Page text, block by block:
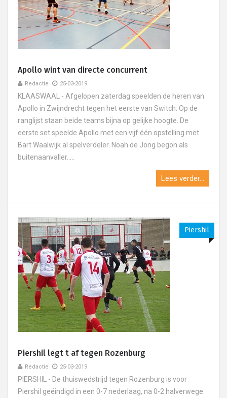
Apollo wint van directe concurrent
Redactie 25-03-2019
KLAASWAAL - Afgelopen zaterdag speelden de heren van
Apollo in Zwijndrecht tegen het eerste van Switch. Op de
ranglijst staan beide teams bijna op gelijke hoogte. De
eerste set speelde Apollo met een vijf één opstelling met
Bart Waalwijk al spelverdeler. Noah de Jong begon als
buitenaanvaller.....
Lees verder...
Piershil
Piershil legt t af tegen Rozenburg
Redactie 25-03-2019
PIERSHIL - De thuiswedstrijd tegen Rozenburg is voor
Piershil geëindigd in een 0-7 nederlaag, na 0-2 halverwege.